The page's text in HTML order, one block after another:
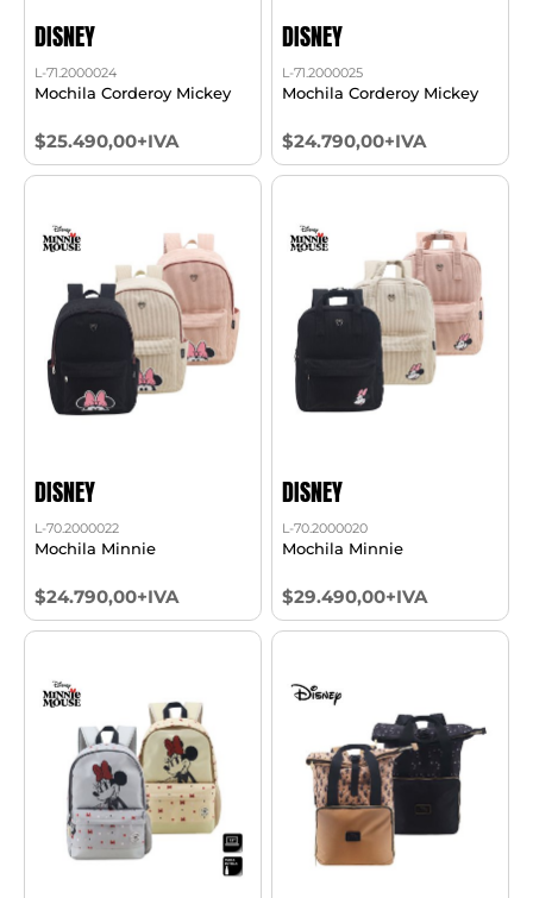
DISNEY
L-71.2000024
Mochila Corderoy Mickey
$25.490,00+IVA
DISNEY
L-71.2000025
Mochila Corderoy Mickey
$24.790,00+IVA
DISNEY
L-70.2000022
Mochila Minnie
$24.790,00+IVA
DISNEY
L-70.2000020
Mochila Minnie
$29.490,00+IVA